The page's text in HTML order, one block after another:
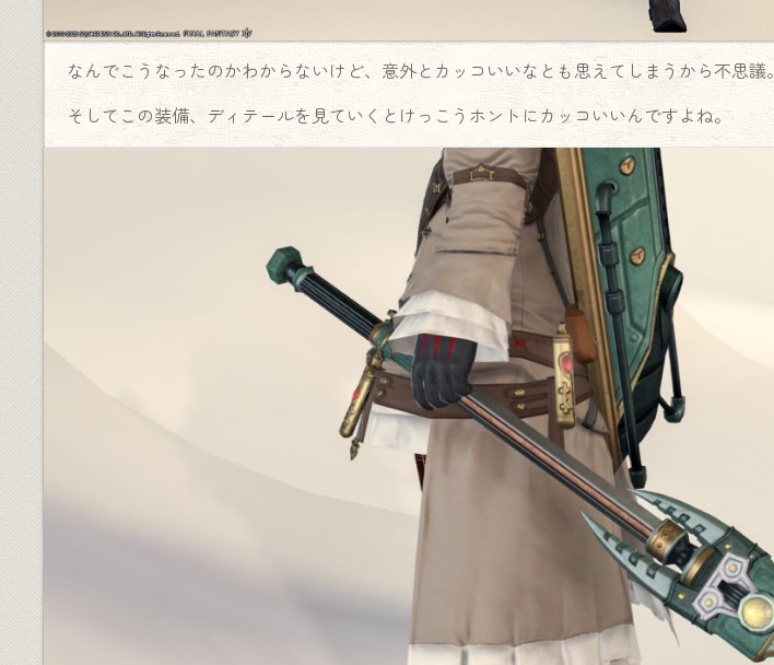
なんでこうなったのかわからないけど、意外とカッコいいなとも思えてしまうから不思議。
そしてこの装備、ディテールを見ていくとけっこうホントにカッコいいんですよね。